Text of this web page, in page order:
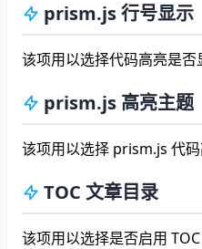
prism.js 行号显示
该项用以选择代码高亮是否
prism.js 高亮主题
该项用以选择 prism.js 代码
TOC 文章目录
该项用以选择是否启用 TOC